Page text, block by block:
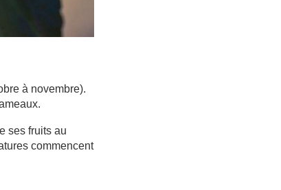
à novembre).
ses fruits au
commencent